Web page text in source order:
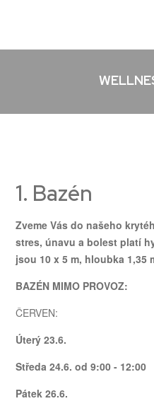
1. Bazén
Zveme Vás do našeho
stres, únavu a bolest platí
jsou 10 x 5 m, hloubka 1,35
BAZÉN MIMO PROVOZ:
ČERVEN:
Úterý 23.6.
Středa 24.6. od 9:00 - 12:00
Pátek 26.6.